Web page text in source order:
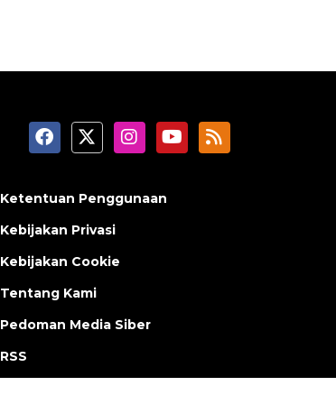
Ketentuan Penggunaan
Kebijakan Privasi
Kebijakan Cookie
Tentang Kami
Pedoman Media Siber
RSS